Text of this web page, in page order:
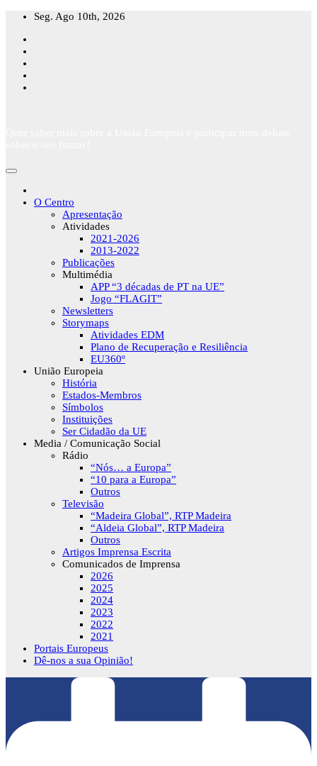
Skip
content
Seg. Ago 10th, 2026
O Centro
Apresentação
Atividades
2021-2026
2013-2022
Publicações
Multimédia
APP “3 décadas de PT na UE”
Jogo “FLAGIT”
Newsletters
Storymaps
Atividades EDM
Plano de Recuperação e Resiliência
EU360º
União Europeia
História
Estados-Membros
Símbolos
Instituições
Ser Cidadão da UE
Media / Comunicação Social
Rádio
“Nós… a Europa”
“10 para a Europa”
Outros
Televisão
“Madeira Global”, RTP Madeira
“Aldeia Global”, RTP Madeira
Outros
Artigos Imprensa Escrita
Comunicados de Imprensa
2026
2025
2024
2023
2022
2021
Portais Europeus
Dê-nos a sua Opinião!